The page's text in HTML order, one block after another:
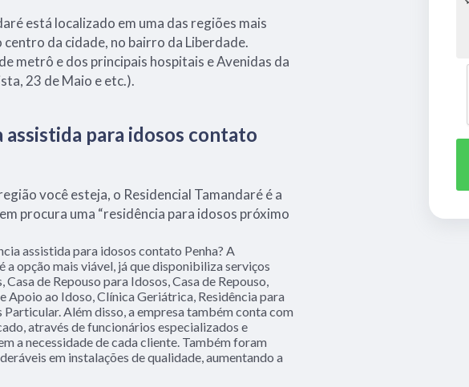
está localizado em uma das regiões mais
centro da cidade, no bairro da Liberdade.
metrô e dos principais hospitais e Avenidas da
23 de Maio e etc.).
assistida para idosos contato
você esteja, o Residencial Tamandaré é a
procura uma “residência para idosos próximo
assistida para idosos contato Penha? A
a opção mais viável, já que disponibiliza serviços
Casa de Repouso para Idosos, Casa de Repouso,
Apoio ao Idoso, Clínica Geriátrica, Residência para
Particular. Além disso, a empresa também conta com
através de funcionários especializados e
a necessidade de cada cliente. Também foram
em instalações de qualidade, aumentando a